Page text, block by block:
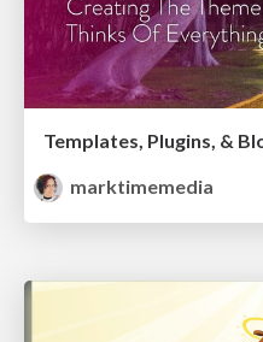
marktimemedia